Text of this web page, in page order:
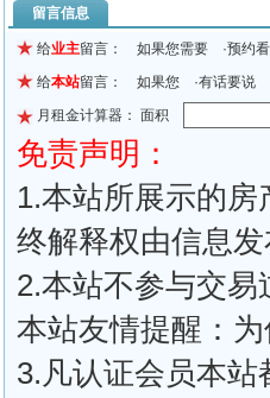
留言信息
给业主留言： 如果您需要 ·预约
给本站留言： 如果您 ·有话要说
月租金计算器： 面积
免责声明：
1.本站所展示的
终解释权由信息发
2.本站不参与交
本站友情提醒：
3.凡认证会员本